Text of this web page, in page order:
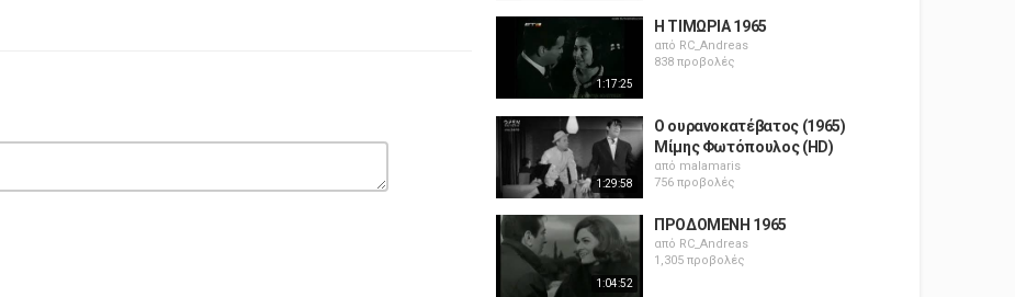
1:17:25
Η ΤΙΜΩΡΙΑ 1965
από RC_Andreas
838 προβολές
1:29:58
Ο ουρανοκατέβατος (1965)
Μίμης Φωτόπουλος (HD)
από malamaris
756 προβολές
1:04:52
ΠΡΟΔΟΜΕΝΗ 1965
από RC_Andreas
1,305 προβολές